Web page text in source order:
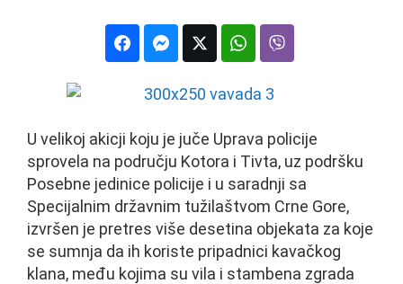
U velikoj akicji koju je juče Uprava policije
sprovela na području Kotora i Tivta, uz podršku
Posebne jedinice policije i u saradnji sa
Specijalnim državnim tužilaštvom Crne Gore,
izvršen je pretres više desetina objekata za koje
se sumnja da ih koriste pripadnici kavačkog
klana, među kojima su vila i stambena zgrada